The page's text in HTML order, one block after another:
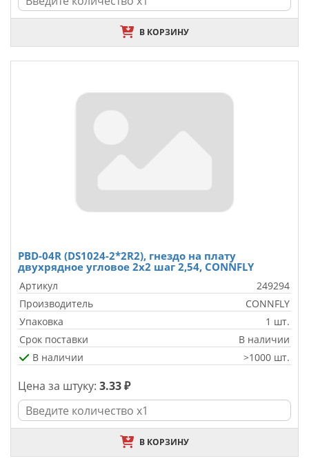
В КОРЗИНУ
PBD-04R (DS1024-2*2R2), гнездо на плату
двухрядное угловое 2х2 шаг 2,54, CONNFLY
Артикул
249294
Производитель
CONNFLY
Упаковка
1 шт.
Срок поставки
В наличии
В наличии
>1000 шт.
Цена за штуку: 3.33 ₽
В КОРЗИНУ